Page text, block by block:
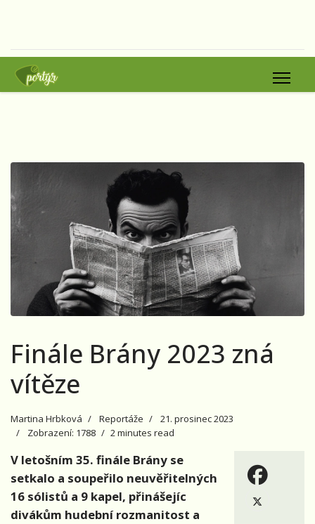
Finále Brány 2023 zná
vítěze
Martina Hrbková Reportáže
21. prosinec 2023
Zobrazení: 1788
2 minutes read
V letošním 35. finále Brány se
setkalo a soupeřilo neuvěřitelných
16 sólistů a 9 kapel, přinášejíc
divákům hudební rozmanitost a